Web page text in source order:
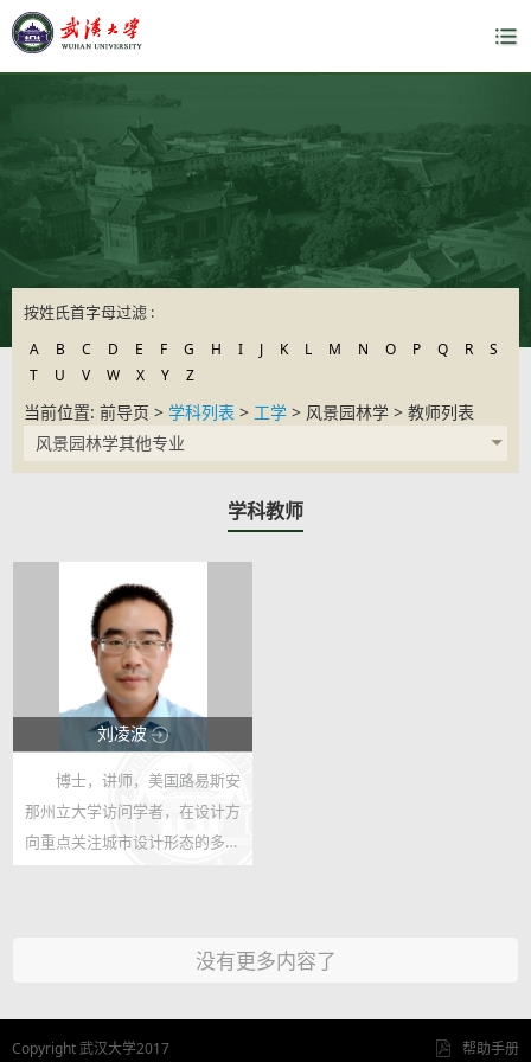
按姓氏首字母过滤 :
A B C D E F G H I J K L M N O P Q R
S
T
U V W X Y Z
当前位置: 前导页 > 学科列表 > 工学 > 风景园林学 > 教师列表
风景园林学其他专业
学科教师
刘凌波
24956
28
博士，讲师，美国路易斯安
那州立大学访问学者，在设计方
向重点关注城市设计形态的多维
方向重点关注可持续性城市设没有更多内容了
Copyright 武汉大学2017 帮助手册